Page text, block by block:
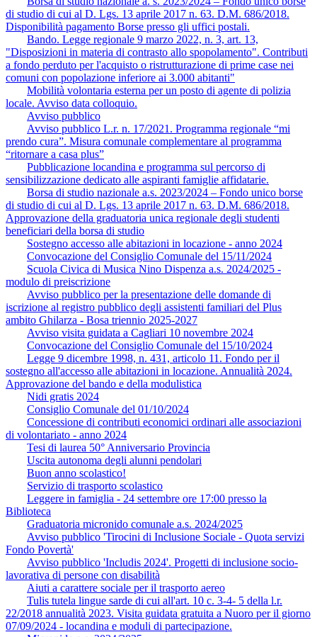
di studio di cui al D. Lgs. 13 aprile 2017 n. 63. D.M. 686/2018.
Disponibilità pagamento Borse presso gli uffici postali.
Bando. Legge regionale 9 marzo 2022, n. 3, art. 13,
"Disposizioni in materia di contrasto allo spopolamento". Contributi
a fondo perduto per l'acquisto o ristrutturazione di prime case nei
comuni con popolazione inferiore ai 3.000 abitanti"
Mobilità volontaria esterna per un posto di agente di polizia
locale. Avviso data colloquio.
Avviso pubblico
Avviso pubblico L.r. n. 17/2021. Programma regionale “mi
prendo cura”. Misura comunale complementare al programma
“ritornare a casa plus”
Pubblicazione locandina e programma sul percorso di
sensibilizzazione dedicato alle aspiranti famiglie affidatarie.
Borsa di studio nazionale a.s. 2023/2024 – Fondo unico borse
di studio di cui al D. Lgs. 13 aprile 2017 n. 63. D.M. 686/2018.
Approvazione della graduatoria unica regionale degli studenti
beneficiari della borsa di studio
Sostegno accesso alle abitazioni in locazione - anno 2024
Convocazione del Consiglio Comunale del 15/11/2024
Scuola Civica di Musica Nino Dispenza a.s. 2024/2025 -
modulo di preiscrizione
Avviso pubblico per la presentazione delle domande di
iscrizione al registro pubblico degli assistenti familiari del Plus
ambito Ghilarza - Bosa triennio 2025-2027
Avviso visita guidata a Cagliari 10 novembre 2024
Convocazione del Consiglio Comunale del 15/10/2024
Legge 9 dicembre 1998, n. 431, articolo 11. Fondo per il
sostegno all'accesso alle abitazioni in locazione. Annualità 2024.
Approvazione del bando e della modulistica
Nidi gratis 2024
Consiglio Comunale del 01/10/2024
Concessione di contributi economici ordinari alle associazioni
di volontariato - anno 2024
Tesi di laurea 50° Anniversario Provincia
Uscita autonoma degli alunni pendolari
Buon anno scolastico!
Servizio di trasporto scolastico
Leggere in famiglia - 24 settembre ore 17:00 presso la
Biblioteca
Graduatoria micronido comunale a.s. 2024/2025
Avviso pubblico 'Tirocini di Inclusione Sociale - Quota servizi
Fondo Povertà'
Avviso pubblico 'Includis 2024'. Progetti di inclusione socio-
lavorativa di persone con disabilità
Aiuti a carattere sociale per il trasporto aereo
Tulis tutela lingue sarde di cui all'art. 10 c. 3-4- 5 della l.r.
22/2018 annualità 2023. Visita guidata gratuita a Nuoro per il giorno
07/09/2024 - locandina e moduli di partecipazione.